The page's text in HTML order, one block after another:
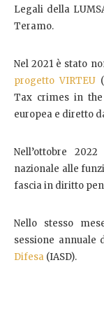
Legali della
Teramo.
Nel 2021 è stato
progetto VIRTEU
Tax crimes in the
europea e diretto
Nell’ottobre
nazionale alle
fascia in diritto
Nello stesso
sessione annuale
Difesa (IASD).